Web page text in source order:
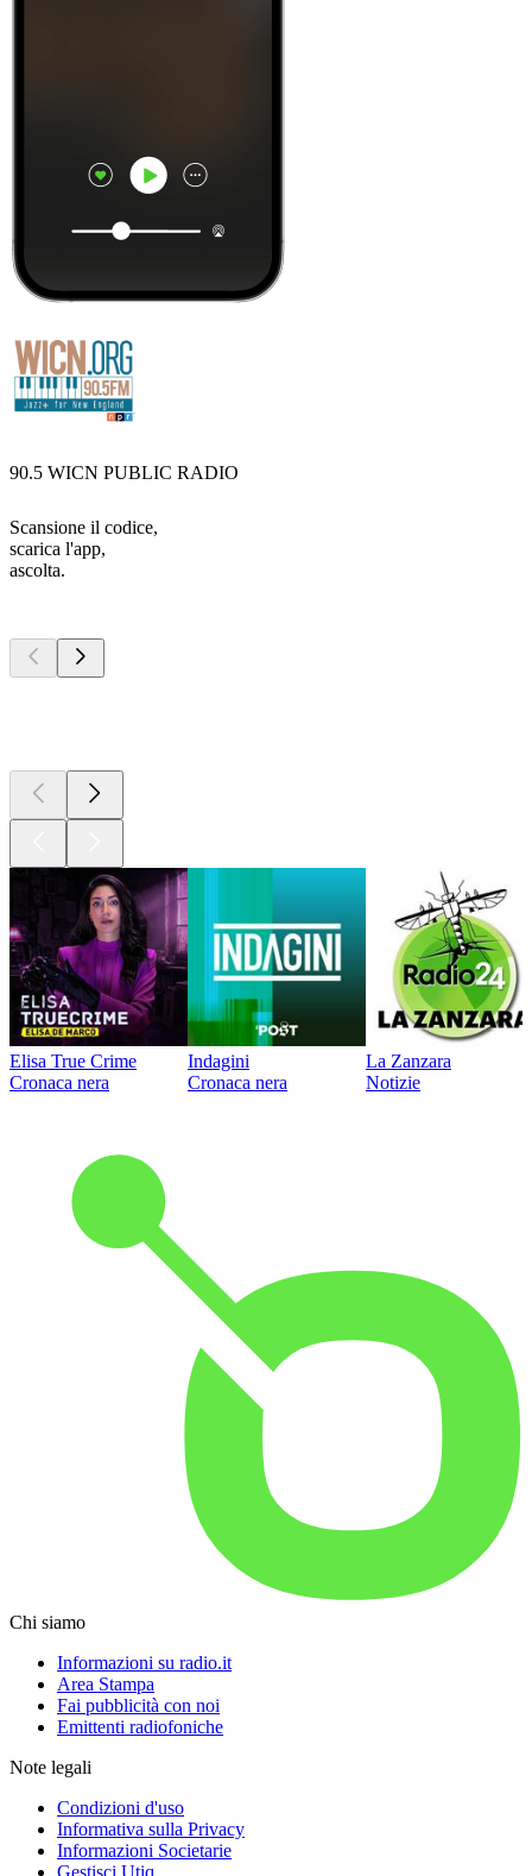
90.5 WICN PUBLIC RADIO
Scansione il codice,
scarica l'app,
ascolta.
Elisa True Crime
Cronaca nera
Indagini
Cronaca nera
La Zanzara
Notizie
Chi siamo
Informazioni su radio.it
Area Stampa
Fai pubblicità con noi
Emittenti radiofoniche
Note legali
Condizioni d'uso
Informativa sulla Privacy
Informazioni Societarie
Gestisci Utiq